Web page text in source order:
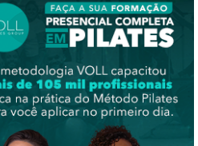
navegador para a próxima